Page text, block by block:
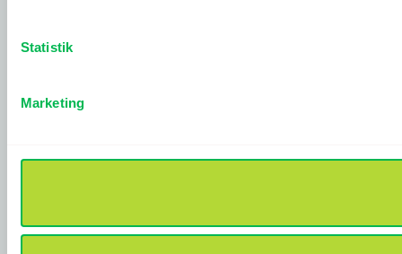
Statistik
Marketing